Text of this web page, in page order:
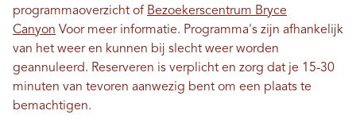
programmaoverzicht of Bezoekerscentrum Bryce
Canyon Voor meer informatie. Programma's zijn afhankelijk
van het weer en kunnen bij slecht weer worden
geannuleerd. Reserveren is verplicht en zorg dat je 15-30
minuten van tevoren aanwezig bent om een ​​plaats te
bemachtigen.